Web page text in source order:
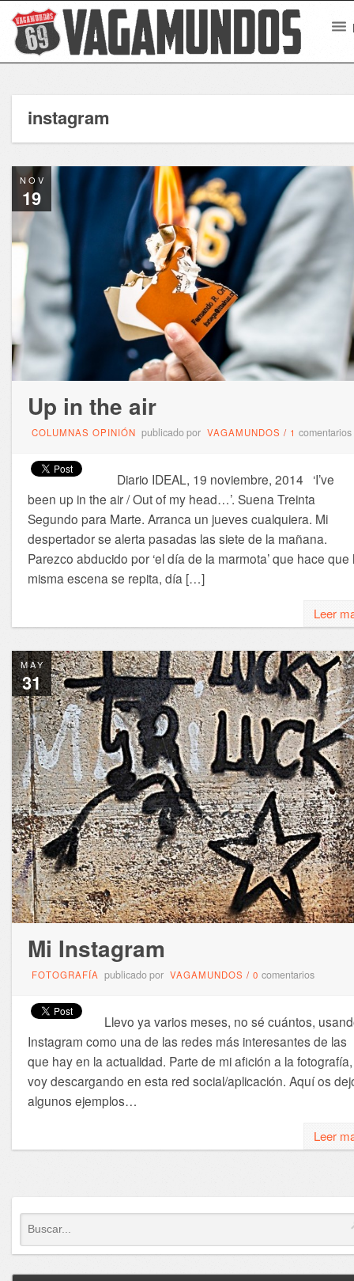
instagram
NOV
19
Up in the air
COLUMNAS OPINIÓN publicado por VAGAMUNDOS / 1 comentarios
Diario IDEAL, 19 noviembre, 2014 ‘I’ve
been up in the air / Out of my head…’. Suena Treinta
Segundo para Marte. Arranca un jueves cualquiera. Mi
despertador se alerta pasadas las siete de la mañana.
Parezco abducido por ‘el día de la marmota’ que hace que
misma escena se repita, día […]
Leer
MAY
31
Mi Instagram
FOTOGRAFÍA publicado por VAGAMUNDOS / 0 comentarios
Llevo ya varios meses, no sé cuántos,
Instagram como una de las redes más interesantes de las
que hay en la actualidad. Parte de mi afición a la
voy descargando en esta red social/aplicación. Aquí os
algunos ejemplos…
Leer